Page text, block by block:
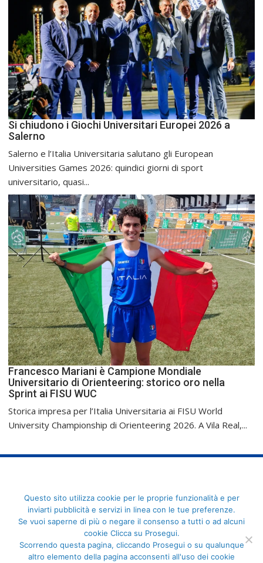
Si chiudono i Giochi Universitari Europei 2026 a
Salerno
Salerno e l’Italia Universitaria salutano gli European
Universities Games 2026: quindici giorni di sport
universitario, quasi...
Francesco Mariani è Campione Mondiale
Universitario di Orienteering: storico oro nella
Sprint ai FISU WUC
Storica impresa per l’Italia Universitaria ai FISU World
University Championship di Orienteering 2026. A Vila Real,...
FederCUSI: Federazione Italiana dello Sport Universitario - Via
Angelo Brofferio, 7 - 00195 Roma - C.F. 80109270589
Questo sito utilizza cookie per le proprie funzionalità e per
inviarti pubblicità e servizi in linea con le tue preferenze.
Se vuoi saperne di più o negare il consenso a tutti o ad alcuni
cookie Clicca su Prosegui.
Scorrendo questa pagina, cliccando Prosegui o su qualunque
altro elemento della pagina acconsenti all'uso dei cookie